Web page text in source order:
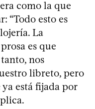
como la que
“Todo esto es
La
es que
nos
libreto, pero
está fijada por